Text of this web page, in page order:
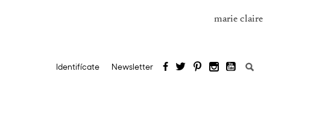
marie claire
Identifícate Newsletter Buscar: